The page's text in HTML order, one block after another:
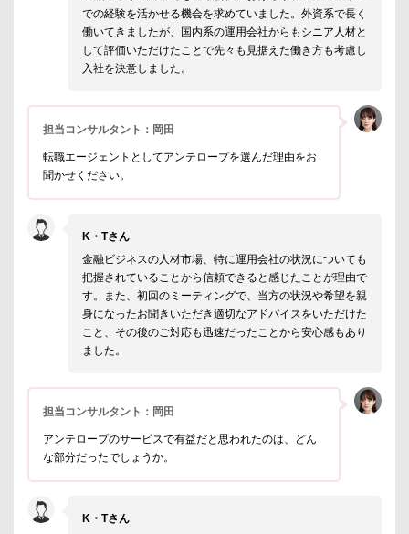
での経験を活かせる機会を求めていました。外資系で長く
働いてきましたが、国内系の運用会社からもシニア人材と
して評価いただけたことで先々も見据えた働き方も考慮し
入社を決意しました。
担当コンサルタント：岡田
転職エージェントとしてアンテロープを選んだ理由をお
聞かせください。
K・Tさん
金融ビジネスの人材市場、特に運用会社の状況についても
把握されていることから信頼できると感じたことが理由で
す。また、初回のミーティングで、当方の状況や希望を親
身になったお聞きいただき適切なアドバイスをいただけた
こと、その後のご対応も迅速だったことから安心感もあり
ました。
担当コンサルタント：岡田
アンテロープのサービスで有益だと思われたのは、どん
な部分だったでしょうか。
K・Tさん